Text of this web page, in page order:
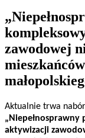
zawodowej
Aktualnie trwa
aktywizacji